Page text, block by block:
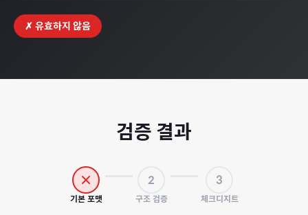
✗ 유효하지 않음
검증 결과
기본 포맷
2
구조 검증
3
체크디지트